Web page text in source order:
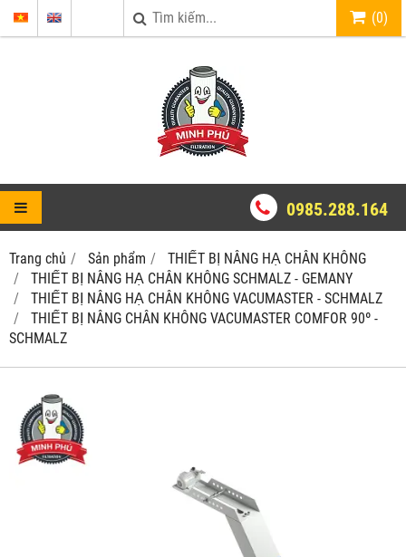
(0)
0985.288.164
Trang chủ Sản phẩm
THIẾT BỊ NÂNG HẠ CHÂN KHÔNG
THIẾT BỊ NÂNG HẠ CHÂN KHÔNG SCHMALZ - GEMANY
THIẾT BỊ NÂNG HẠ CHÂN KHÔNG VACUMASTER - SCHMALZ
THIẾT BỊ NÂNG CHÂN KHÔNG VACUMASTER COMFOR 90º -
SCHMALZ